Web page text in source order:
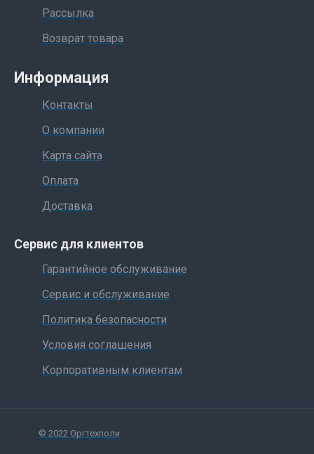
Рассылка
Возврат товара
Информация
Контакты
О компании
Карта сайта
Оплата
Доставка
Сервис для клиентов
Гарантийное обслуживание
Сервис и обслуживание
Политика безопасности
Условия соглашения
Корпоративным клиентам
© 2022 Оргтехполи